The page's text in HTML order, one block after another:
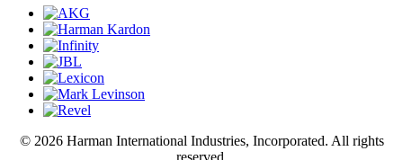
© 2026 Harman International Industries, Incorporated. All rights
reserved.